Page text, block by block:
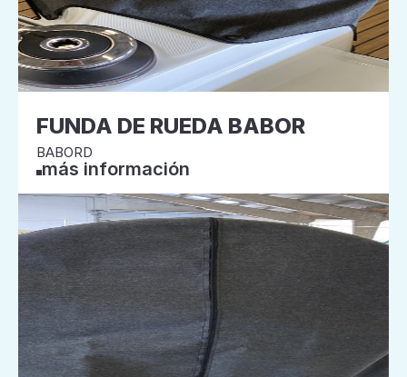
FUNDA DE RUEDA BABOR
BABORD
más información